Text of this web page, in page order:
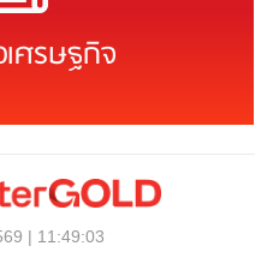
ศรษฐกิจ
| 11:49:03